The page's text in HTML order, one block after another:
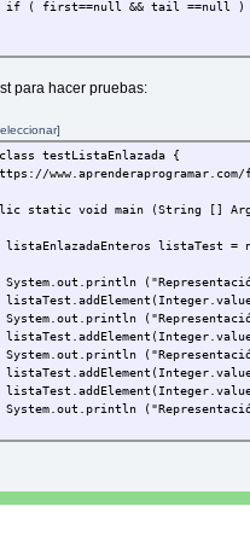
&& tail ==null )
addElement (Integer
= first;
element;
siguiente;
String toString
== null
(listaRecibida.getFirst() !=
return
Integer getFirst() { return
listaEnlazadaEnteros
para hacer pruebas:
testListaEnlazada {
www.aprenderaprogramar.com/
static void main (String []
listaTest =